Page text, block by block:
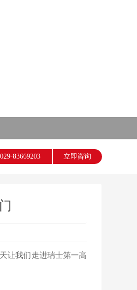
029-83669203 立即咨询
让我们走进瑞士第一高